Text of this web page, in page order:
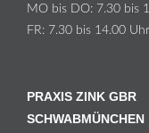
MO bis DO: 7.30 bis
FR: 7.30 bis 14.00 Uhr
PRAXIS ZINK GBR
SCHWABMÜNCHEN